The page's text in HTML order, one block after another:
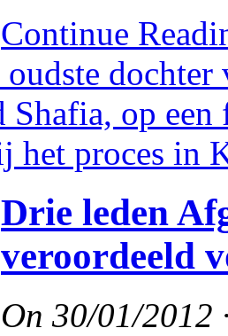
Continue
Drie leden
veroordeeld
On 30/01/2012